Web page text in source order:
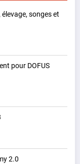
élevage, songes et
pour DOFUS
2.0